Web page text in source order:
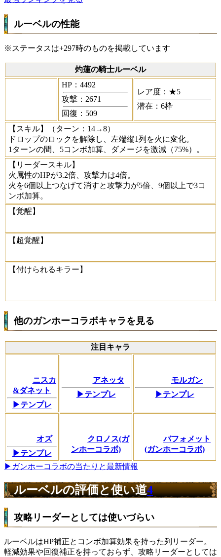
ルーベルの性能
※ステータスは+297時のものを掲載しています
灼蓮の騎士ルーベル
HP：4492
攻撃：2671
回復：509
レア度：★5
潜在：6枠
【スキル】
（ターン：14→8）
ドロップのロックを解除し、左端縦1列を火に変化。
1ターンの間、5コンボ加算、ダメージを激減（75%）。
【リーダースキル】
火属性のHPが3.2倍、攻撃力は4倍。
火を6個以上つなげて消すと攻撃力が5倍、9個以上で3コ
ンボ加算。
【覚醒】
【超覚醒】
【付けられるキラー】
他のガンホーコラボキャラを見る
注目キャラ
ニスカ
&ダネット
▶テンプレ
アネッタ
▶テンプレ
モルガン
▶テンプレ
オズ
▶テンプレ
クロノス(ガ
ンホーコラボ)
バフォメット
(ガンホーコラボ)
▶ガンホーコラボの当たりと最新情報
ルーベルの評価と使い道4
攻略リーダーとしては使いづらい
ルーベルはHP補正とコンボ加算効果を持った列リーダー。
軽減効果や回復補正を持っておらず、攻略リーダーとしては